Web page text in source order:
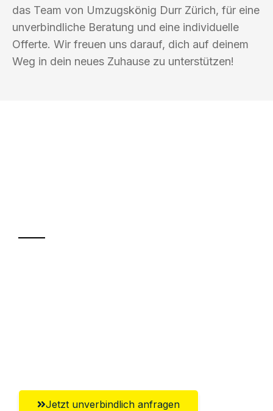
das Team von Umzugskönig Durr Zürich, für eine
unverbindliche Beratung und eine individuelle
Offerte. Wir freuen uns darauf, dich auf deinem
Weg in dein neues Zuhause zu unterstützen!
Jetzt unverbindlich anfragen